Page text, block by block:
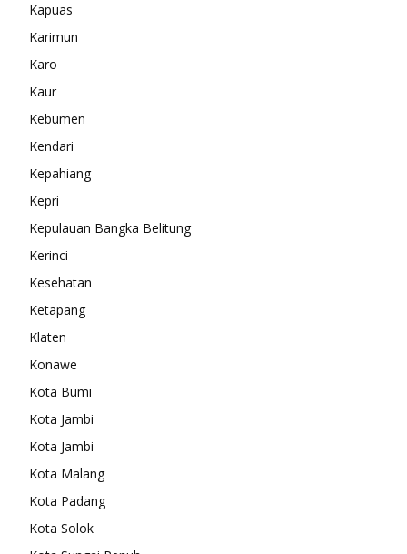
Kapuas
Karimun
Karo
Kaur
Kebumen
Kendari
Kepahiang
Kepri
Kepulauan Bangka Belitung
Kerinci
Kesehatan
Ketapang
Klaten
Konawe
Kota Bumi
Kota Jambi
Kota Jambi
Kota Malang
Kota Padang
Kota Solok